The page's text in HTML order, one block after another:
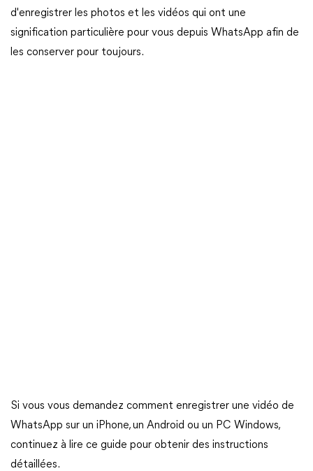
d'enregistrer les photos et les vidéos qui ont une
signification particulière pour vous depuis WhatsApp afin de
les conserver pour toujours.
Si vous vous demandez comment enregistrer une vidéo de
WhatsApp sur un iPhone, un Android ou un PC Windows,
continuez à lire ce guide pour obtenir des instructions
détaillées.